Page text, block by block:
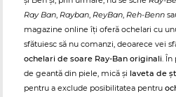
Ray Ban, Rayban, ReyBan, Reh-Benn
magazine online îți oferă ochelari cu
sfătuiesc să nu comanzi, deoarece vei
ochelari de soare Ray-Ban originali. În
de geantă din piele, mică și laveta de
pentru a exclude posibilitatea pentru